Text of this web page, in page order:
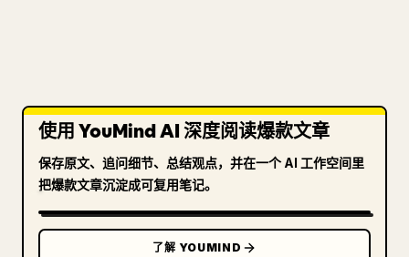
使用 YouMind AI 深度阅读爆款文章
保存原文、追问细节、总结观点，并在一个 AI 工作空间里
把爆款文章沉淀成可复用笔记。
了解 YOUMIND